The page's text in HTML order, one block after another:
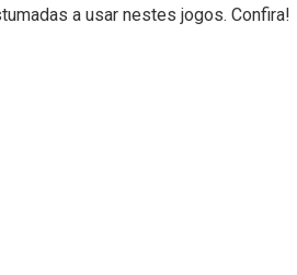
a usar nestes jogos. Confira!